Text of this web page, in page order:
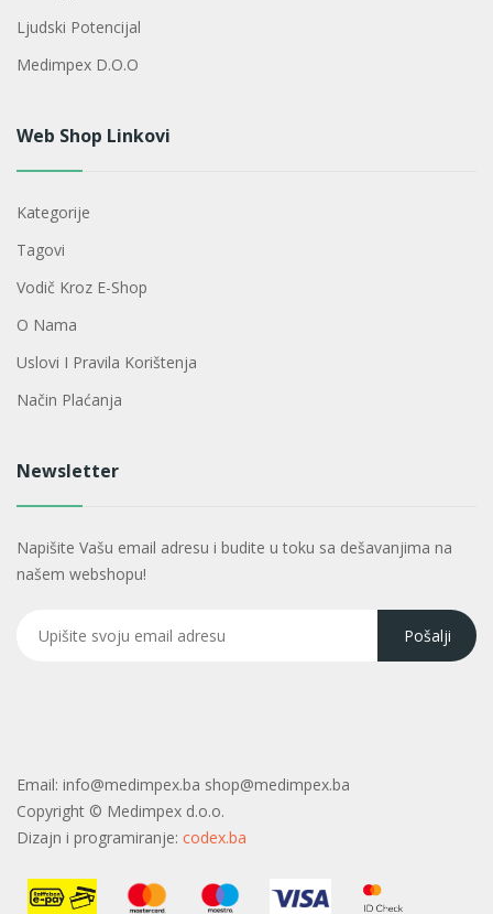
Ljudski Potencijal
Medimpex D.o.o
Web Shop Linkovi
Kategorije
Tagovi
Vodič Kroz E-Shop
O Nama
Uslovi I Pravila Korištenja
Način Plaćanja
Newsletter
Napišite Vašu email adresu i budite u toku sa dešavanjima na
našem webshopu!
Email: info@medimpex.ba shop@medimpex.ba
Copyright © Medimpex d.o.o.
Dizajn i programiranje: codex.ba